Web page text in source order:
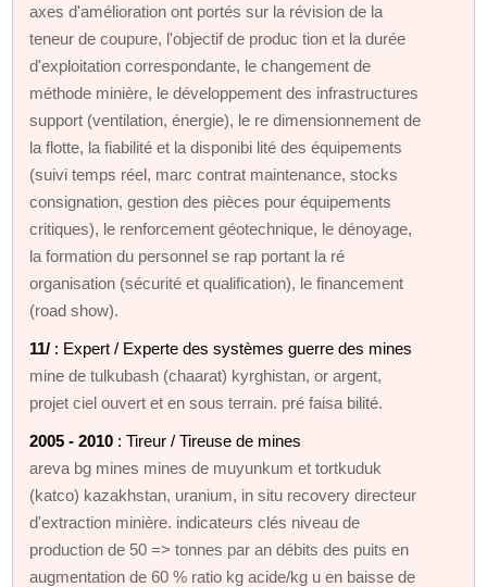
axes d'amélioration ont portés sur la révision de la
teneur de coupure, l'objectif de produc tion et la durée
d'exploitation correspondante, le changement de
méthode minière, le développement des infrastructures
support (ventilation, énergie), le re dimensionnement de
la flotte, la fiabilité et la disponibi lité des équipements
(suivi temps réel, marc contrat maintenance, stocks
consignation, gestion des pièces pour équipements
critiques), le renforcement géotechnique, le dénoyage,
la formation du personnel se rap portant la ré
organisation (sécurité et qualification), le financement
(road show).
11/ : Expert / Experte des systèmes guerre des mines
mine de tulkubash (chaarat) kyrghistan, or argent,
projet ciel ouvert et en sous terrain. pré faisa bilité.
2005 - 2010 : Tireur / Tireuse de mines
areva bg mines mines de muyunkum et tortkuduk
(katco) kazakhstan, uranium, in situ recovery directeur
d'extraction minière. indicateurs clés niveau de
production de 50 => tonnes par an débits des puits en
augmentation de 60 % ratio kg acide/kg u en baisse de